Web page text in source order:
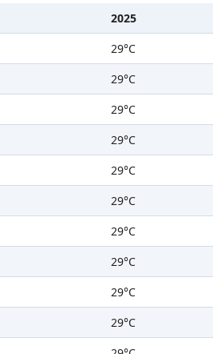
2025
29°C
29°C
29°C
29°C
29°C
29°C
29°C
29°C
29°C
29°C